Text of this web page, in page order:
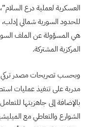
العسكرية لعملية درع
للحدود السورية شمالي
هي المسؤولة عن الملف
المركزية المشتركة.
وبحسب تصريحات مصدر تركي
مدربة على تنفيذ عمليات
بالإضافة إلى جاهزيتها
الشوارع والتعاطي مع